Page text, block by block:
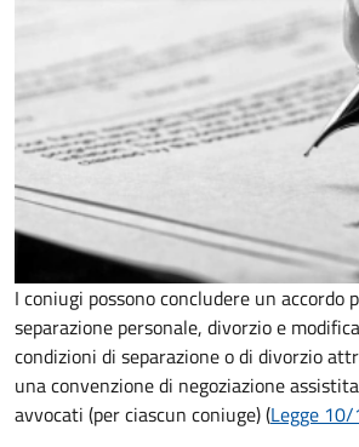
I coniugi possono concludere un accordo
separazione personale, divorzio e
condizioni di separazione o di divorzio
una convenzione di negoziazione
avvocati (per ciascun coniuge) (Legge